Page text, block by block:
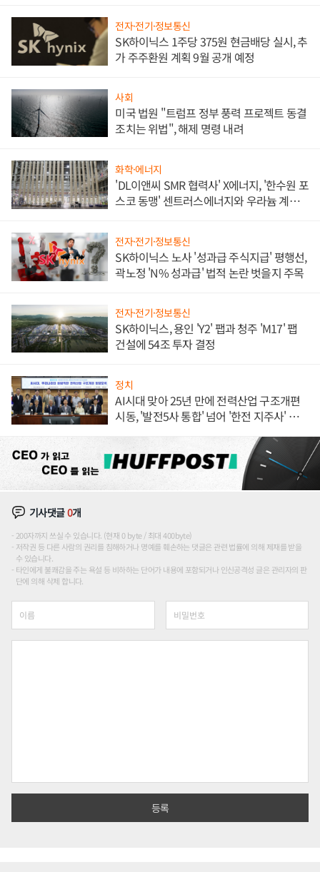
전자·전기·정보통신
SK하이닉스 1주당 375원 현금배당 실시, 추
가 주주환원 계획 9월 공개 예정
사회
미국 법원 "트럼프 정부 풍력 프로젝트 동결
조치는 위법", 해제 명령 내려
화학·에너지
'DL이앤씨 SMR 협력사' X에너지, '한수원 포
스코 동맹' 센트러스에너지와 우라늄 계약
전자·전기·정보통신
SK하이닉스 노사 '성과급 주식지급' 평행선,
곽노정 'N% 성과급' 법적 논란 벗을지 주목
전자·전기·정보통신
SK하이닉스, 용인 'Y2' 팹과 청주 'M17' 팹
건설에 54조 투자 결정
정치
AI시대 맞아 25년 만에 전력산업 구조개편
시동, '발전5사 통합' 넘어 '한전 지주사' 재편
기사댓글0개
200자까지 쓰실 수 있습니다. (현재 0 byte / 최대 400byte)
저작권 등 다른 사람의 권리를 침해하거나 명예를 훼손하는 댓글은 관련 법률에 의해 제재를 받을
수 있습니다.
타인에게 불쾌감을 주는 욕설 등 비하하는 단어가 내용에 포함되거나 인신공격성 글은 관리자의 판
단에 의해 삭제 합니다.